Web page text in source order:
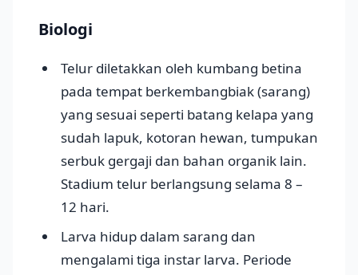
Biologi
Telur diletakkan oleh kumbang betina
pada tempat berkembangbiak (sarang)
yang sesuai seperti batang kelapa yang
sudah lapuk, kotoran hewan, tumpukan
serbuk gergaji dan bahan organik lain.
Stadium telur berlangsung selama 8 –
12 hari.
Larva hidup dalam sarang dan
mengalami tiga instar larva. Periode